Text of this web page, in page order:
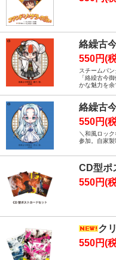
絡繰古
550円(
スチームパ
「絡繰古今
かな魅力を余
絡繰古
550円(
＼和風ロッ
参加。自家製
CD型ポ
550円(
ク
550円(